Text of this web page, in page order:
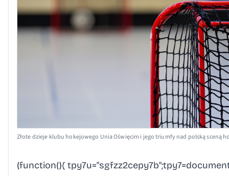
Złote dzieje klubu hokejowego Unia Oświęcim i jego triumfy nad polską sceną
(function(){